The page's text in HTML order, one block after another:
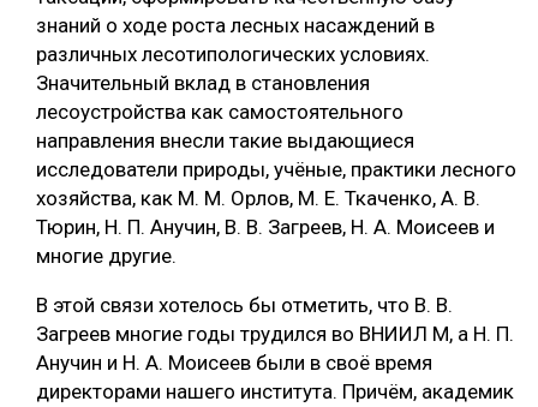
знаний о ходе роста лесных насаждений в
различных лесотипологических условиях.
Значительный вклад в становления
лесоустройства как самостоятельного
направления внесли такие выдающиеся
исследователи природы, учёные, практики лесного
хозяйства, как М. М. Орлов, М. Е. Ткаченко, А. В.
Тюрин, Н. П. Анучин, В. В. Загреев, Н. А. Моисеев и
многие другие.
В этой связи хотелось бы отметить, что В. В.
Загреев многие годы трудился во ВНИИЛ М, а Н. П.
Анучин и Н. А. Моисеев были в своё время
директорами нашего института. Причём, академик